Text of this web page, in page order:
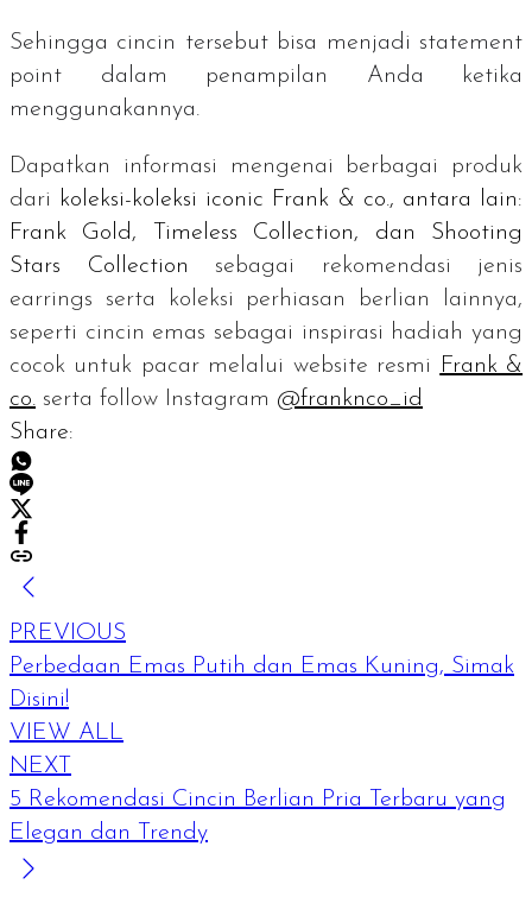
Sehingga cincin tersebut bisa menjadi statement
point dalam penampilan Anda ketika
menggunakannya.
Dapatkan informasi mengenai berbagai produk
dari koleksi-koleksi iconic Frank & co., antara lain:
Frank Gold, Timeless Collection, dan Shooting
Stars Collection sebagai rekomendasi jenis
earrings serta koleksi perhiasan berlian lainnya,
seperti cincin emas sebagai inspirasi hadiah yang
cocok untuk pacar melalui website resmi Frank &
co. serta follow Instagram @franknco_id
Share:
PREVIOUS
Perbedaan Emas Putih dan Emas Kuning, Simak
Disini!
VIEW ALL
NEXT
5 Rekomendasi Cincin Berlian Pria Terbaru yang
Elegan dan Trendy